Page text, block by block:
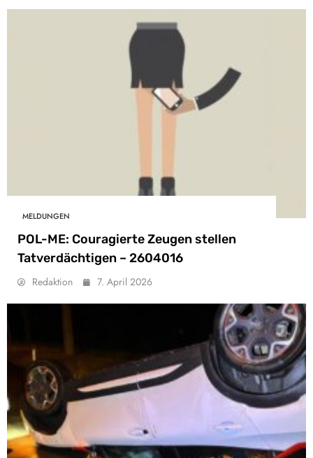
MELDUNGEN
POL-ME: Couragierte Zeugen stellen
Tatverdächtigen – 2604016
Redaktion 7. April 2026